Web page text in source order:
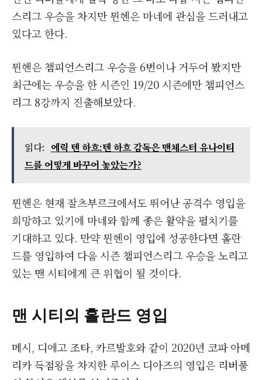
스리그 우승을 차지만 뮌헨은 마네에 관심을 드러내고
있다고 한다.
뮌헨은 챔피언스리그 우승을 6번이나 거두어 봤지만
최근에는 우승을 한 시즌인 19/20 시즌에만 챔피언스
리그 8강까지 진출해보았다.
읽다: 에릭 텐 하흐:텐 하흐 감독은 맨체스터 유나이티
드를 어떻게 바꾸어 놓았는가?
뮌헨은 현재 잘츠부르크에서도 뛰어난 공격수 영입을
희망하고 있기에 마네와 함께 좋은 활약을 펼치기를
기대하고 있다. 만약 뮌헨이 영입에 성공한다면 홀란
드를 영입하여 다음 시즌 챔피언스리그 우승을 노리고
있는 맨 시티에게 큰 위협이 될 것이다.
맨 시티의 홀란드 영입
메시, 디에고 조타, 카르발호와 같이 2020년 코파 아메
리카 득점왕을 차지한 루이스 디아즈의 영입은 리버풀